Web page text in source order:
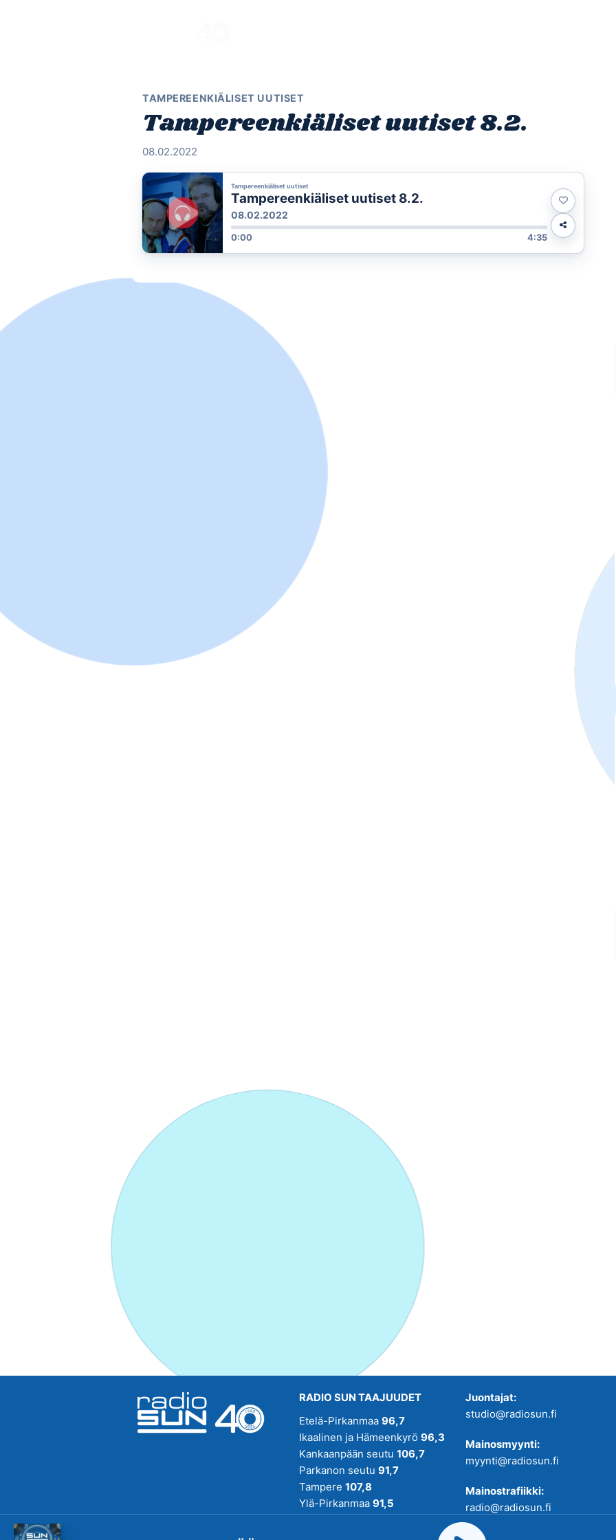
TAMPEREENKIÄLISET UUTISET
Tampereenkiäliset uutiset 8.2.
08.02.2022
Tampereenkiäliset uutiset
Tampereenkiäliset uutiset 8.2.
08.02.2022
0:00 4:35
RADIO SUN TAAJUUDET
Etelä-Pirkanmaa 96,7
Ikaalinen ja Hämeenkyrö 96,3
Kankaanpään seutu 106,7
Parkanon seutu 91,7
Tampere 107,8
Ylä-Pirkanmaa 91,5
Pirmedioita.
Juontajat:
studio@radiosun.fi
Mainosmyynti:
myynti@radiosun.fi
Mainostrafiikki:
radio@radiosun.fi